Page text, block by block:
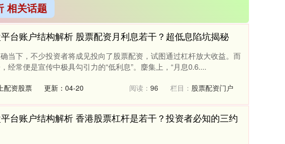
相关话题
台账户结构解析 股票配资月利息若干？超低息陷坑揭秘
当下，不少投资者将成见投向了股票配资，试图通过杠杆放大收益。而
经常便是宣传中极具勾引力的“低利息”。麇集上，“月息0.6....
配资股票 更新：04-20 阅读： 96 栏目： 股票配资门户
台账户结构解析 香港股票杠杆是若干？投资者必知的三约